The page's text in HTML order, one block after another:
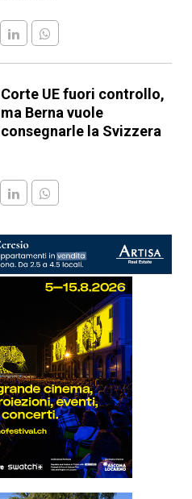
Corte UE fuori controllo,
ma Berna vuole
consegnarle la Svizzera